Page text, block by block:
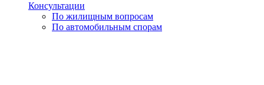
Консультации
По жилищным вопросам
По автомобильным спорам